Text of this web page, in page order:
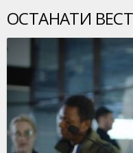
ОСТАНАТИ